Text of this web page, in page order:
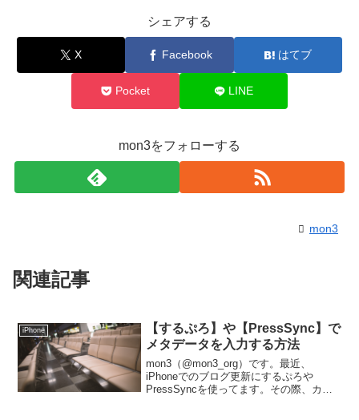
シェアする
X Facebook はてブ
Pocket LINE
mon3をフォローする
mon3
関連記事
iPhone
【するぷろ】や【PressSync】で
メタデータを入力する方法
mon3（@mon3_org）です。最近、
iPhoneでのブログ更新にするぷろや
PressSyncを使ってます。その際、カス